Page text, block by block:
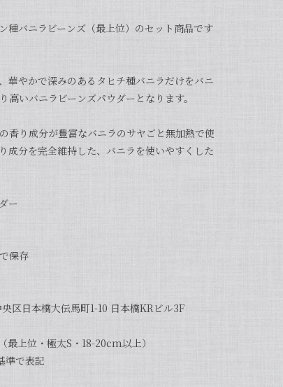
種バニラビーンズ（最上位）のセット商品です
華やかで深みのあるタヒチ種バニラだけをバニ
高いバニラビーンズパウダーとなります。
香り成分が豊富なバニラのサヤごと無加熱で使
成分を完全維持した、バニラを使いやすくした
ー
保存
区日本橋大伝馬町1-10 日本橋KRビル3F
最上位・極太S・18-20cm以上）
準で表記